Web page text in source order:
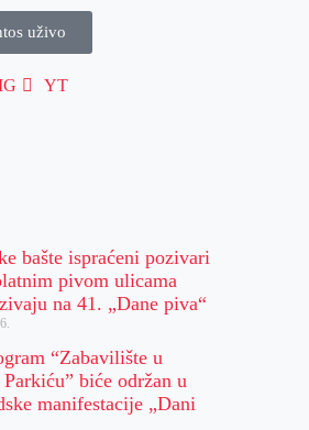
uživo
YT
bašte ispraćeni pozivari
pivom ulicama
na 41. „Dane piva“
“Zabavilište u
biće održan u
manifestacije „Dani